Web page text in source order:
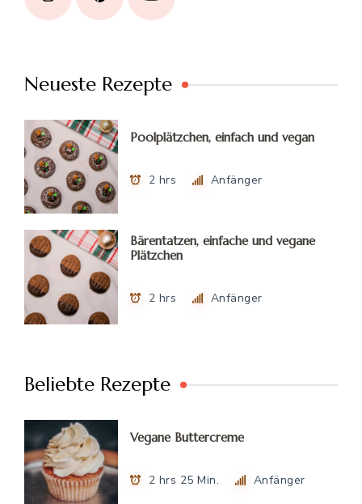
Neueste Rezepte
Poolplätzchen, einfach und vegan
2 hrs Anfänger
Bärentatzen, einfache und vegane
Plätzchen
2 hrs Anfänger
Beliebte Rezepte
Vegane Buttercreme
2 hrs 25 Min. Anfänger